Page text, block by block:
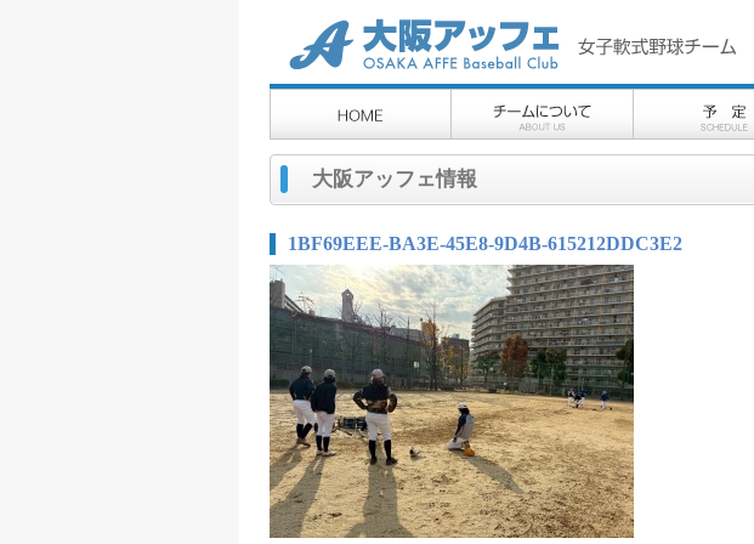
大阪アッフェ情報
1BF69EEE-BA3E-45E8-9D4B-615212DDC3E2